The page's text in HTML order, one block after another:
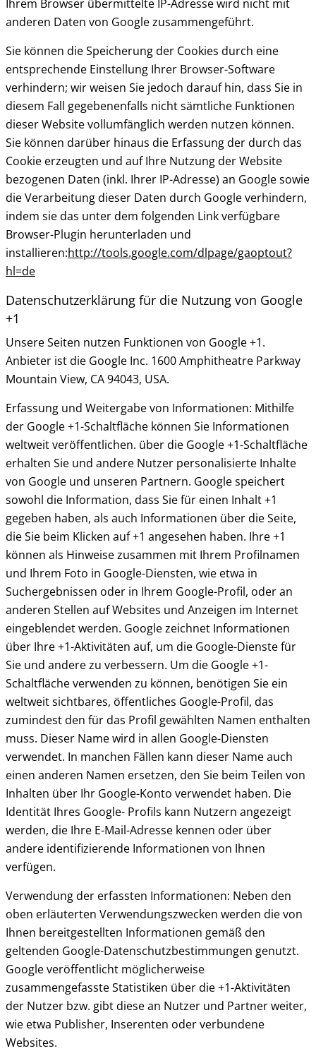
Ihrem Browser übermittelte IP-Adresse wird nicht mit
anderen Daten von Google zusammengeführt.
Sie können die Speicherung der Cookies durch eine
entsprechende Einstellung Ihrer Browser-Software
verhindern; wir weisen Sie jedoch darauf hin, dass Sie in
diesem Fall gegebenenfalls nicht sämtliche Funktionen
dieser Website vollumfänglich werden nutzen können.
Sie können darüber hinaus die Erfassung der durch das
Cookie erzeugten und auf Ihre Nutzung der Website
bezogenen Daten (inkl. Ihrer IP-Adresse) an Google sowie
die Verarbeitung dieser Daten durch Google verhindern,
indem sie das unter dem folgenden Link verfügbare
Browser-Plugin herunterladen und
installieren:http://tools.google.com/dlpage/gaoptout?
hl=de
Datenschutzerklärung für die Nutzung von Google
+1
Unsere Seiten nutzen Funktionen von Google +1.
Anbieter ist die Google Inc. 1600 Amphitheatre Parkway
Mountain View, CA 94043, USA.
Erfassung und Weitergabe von Informationen: Mithilfe
der Google +1-Schaltfläche können Sie Informationen
weltweit veröffentlichen. über die Google +1-Schaltfläche
erhalten Sie und andere Nutzer personalisierte Inhalte
von Google und unseren Partnern. Google speichert
sowohl die Information, dass Sie für einen Inhalt +1
gegeben haben, als auch Informationen über die Seite,
die Sie beim Klicken auf +1 angesehen haben. Ihre +1
können als Hinweise zusammen mit Ihrem Profilnamen
und Ihrem Foto in Google-Diensten, wie etwa in
Suchergebnissen oder in Ihrem Google-Profil, oder an
anderen Stellen auf Websites und Anzeigen im Internet
eingeblendet werden. Google zeichnet Informationen
über Ihre +1-Aktivitäten auf, um die Google-Dienste für
Sie und andere zu verbessern. Um die Google +1-
Schaltfläche verwenden zu können, benötigen Sie ein
weltweit sichtbares, öffentliches Google-Profil, das
zumindest den für das Profil gewählten Namen enthalten
muss. Dieser Name wird in allen Google-Diensten
verwendet. In manchen Fällen kann dieser Name auch
einen anderen Namen ersetzen, den Sie beim Teilen von
Inhalten über Ihr Google-Konto verwendet haben. Die
Identität Ihres Google- Profils kann Nutzern angezeigt
werden, die Ihre E-Mail-Adresse kennen oder über
andere identifizierende Informationen von Ihnen
verfügen.
Verwendung der erfassten Informationen: Neben den
oben erläuterten Verwendungszwecken werden die von
Ihnen bereitgestellten Informationen gemäß den
geltenden Google-Datenschutzbestimmungen genutzt.
Google veröffentlicht möglicherweise
zusammengefasste Statistiken über die +1-Aktivitäten
der Nutzer bzw. gibt diese an Nutzer und Partner weiter,
wie etwa Publisher, Inserenten oder verbundene
Websites.